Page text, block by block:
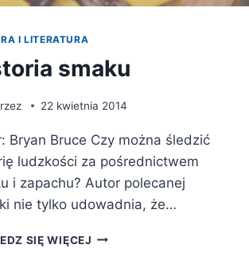
I LITERATURA
smaku
22 kwietnia 2014
Bryan Bruce Czy można śledzić
ludzkości za pośrednictwem
i zapachu? Autor polecanej
nie tylko udowadnia, że…
SIĘ WIĘCEJ HISTORIA